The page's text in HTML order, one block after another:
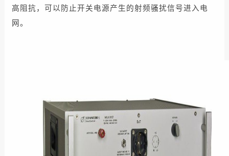
高阻抗，可以防止开关电源产生的射频骚扰信号进入电
网。